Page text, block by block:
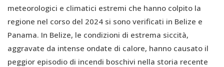
meteorologici e climatici estremi che hanno colpito la
regione nel corso del 2024 si sono verificati in Belize e
Panama. In Belize, le condizioni di estrema siccità,
aggravate da intense ondate di calore, hanno causato il
peggior episodio di incendi boschivi nella storia recente